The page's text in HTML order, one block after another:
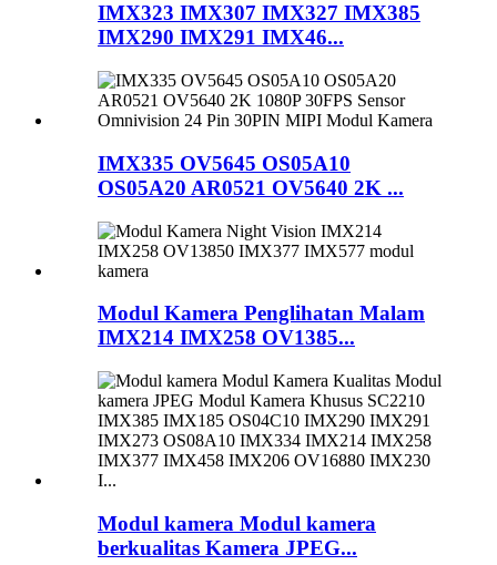
IMX323 IMX307 IMX327 IMX385
IMX290 IMX291 IMX46...
IMX335 OV5645 OS05A10
OS05A20 AR0521 OV5640 2K ...
Modul Kamera Penglihatan Malam
IMX214 IMX258 OV1385...
Modul kamera Modul kamera
berkualitas Kamera JPEG...